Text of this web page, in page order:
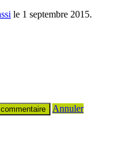
le 1 septembre 2015.
Annuler